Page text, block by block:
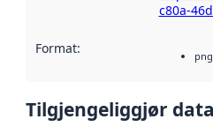
c80a-
Format: png
Tilgjengeliggjør